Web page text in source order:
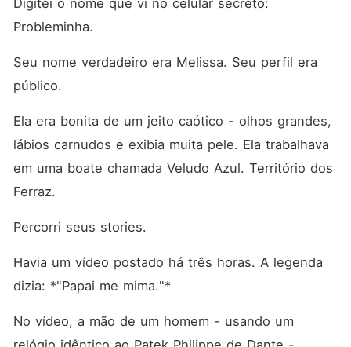
Digitei o nome que vi no celular secreto:
Probleminha.
Seu nome verdadeiro era Melissa. Seu perfil era
público.
Ela era bonita de um jeito caótico - olhos grandes,
lábios carnudos e exibia muita pele. Ela trabalhava
em uma boate chamada Veludo Azul. Território dos
Ferraz.
Percorri seus stories.
Havia um vídeo postado há três horas. A legenda
dizia: *"Papai me mima."*
No vídeo, a mão de um homem - usando um